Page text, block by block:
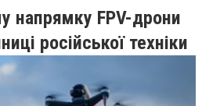
напрямку FPV-дрони
російської техніки